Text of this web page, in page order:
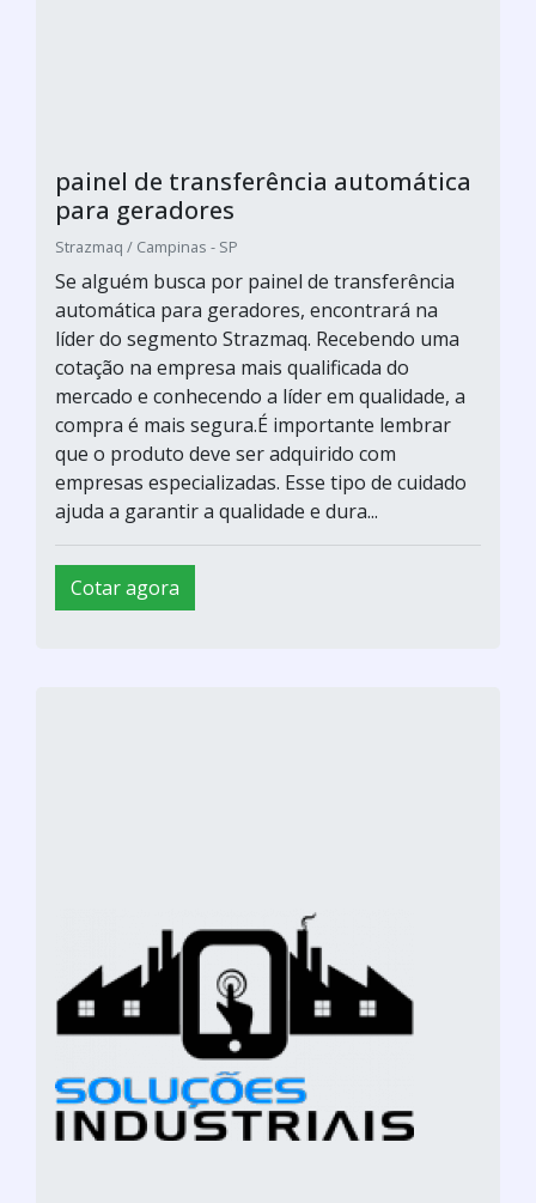
painel de transferência automática
para geradores
Strazmaq / Campinas - SP
Se alguém busca por painel de transferência
automática para geradores, encontrará na
líder do segmento Strazmaq. Recebendo uma
cotação na empresa mais qualificada do
mercado e conhecendo a líder em qualidade, a
compra é mais segura.É importante lembrar
que o produto deve ser adquirido com
empresas especializadas. Esse tipo de cuidado
ajuda a garantir a qualidade e dura...
Cotar agora